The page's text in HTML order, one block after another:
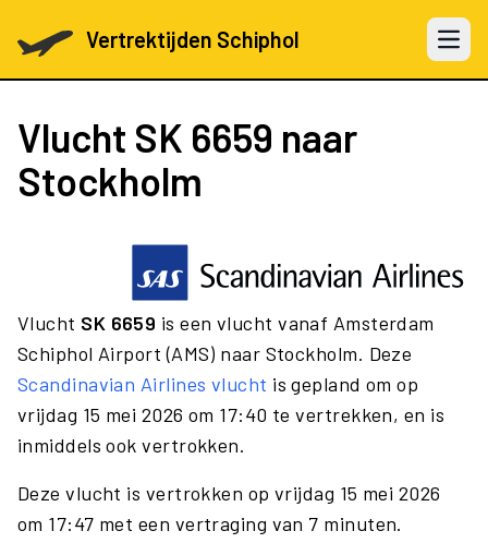
Vertrektijden Schiphol Open
Vlucht SK 6659 naar
Stockholm
Vlucht SK 6659 is een vlucht vanaf Amsterdam
Schiphol Airport (AMS) naar Stockholm. Deze
Scandinavian Airlines vlucht is gepland om op
vrijdag 15 mei 2026 om 17:40 te vertrekken, en is
inmiddels ook vertrokken.
Deze vlucht is vertrokken op vrijdag 15 mei 2026
om 17:47 met een vertraging van 7 minuten.